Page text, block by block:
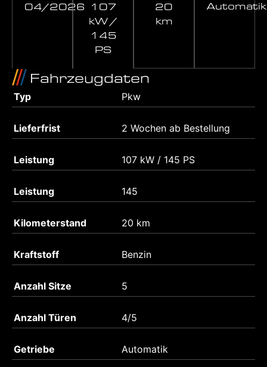
04/2026
107
kW /
145
PS
20
km
Automatik
Fahrzeugdaten
Typ Pkw
Lieferfrist 2 Wochen ab Bestellung
Leistung 107 kW / 145 PS
Leistung 145
Kilometerstand 20 km
Kraftstoff Benzin
Anzahl Sitze 5
Anzahl Türen 4/5
Getriebe Automatik